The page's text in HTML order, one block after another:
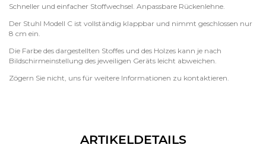
Schneller und einfacher Stoffwechsel. Anpassbare Rückenlehne.
Der Stuhl Modell C ist vollständig klappbar und nimmt geschlossen nur
8 cm ein.
Die Farbe des dargestellten Stoffes und des Holzes kann je nach
Bildschirmeinstellung des jeweiligen Geräts leicht abweichen.
Zögern Sie nicht, uns für weitere Informationen zu kontaktieren.
ARTIKELDETAILS